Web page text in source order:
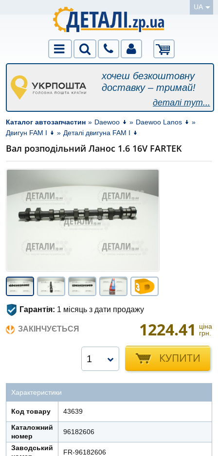
UA
хочеш безкоштовну
доставку – тримай!
деталі тут...
Каталог автозапчастин » Daewoo » Daewoo Lanos
»
Двигун FAM I
» Деталі двигуна FAM I
Вал розподільний Ланос 1.6 16V FARTEK
Гарантія: 1 місяць з дати продажу
ЗАКІНЧУЄТЬСЯ 1224.41
ціна
грн.
КУПИТИ
1
Характеристики
Код товару 43639
Каталожний
номер
96182606
Заводський
FR-96182606